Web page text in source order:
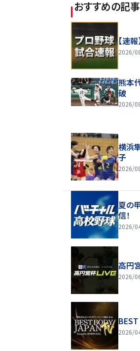
おすすめの記事
【速
2026/
熊本
破
2026/
横浜
子
2026/
夏の
信！
2026/
高円
2026/
BEST
2026/